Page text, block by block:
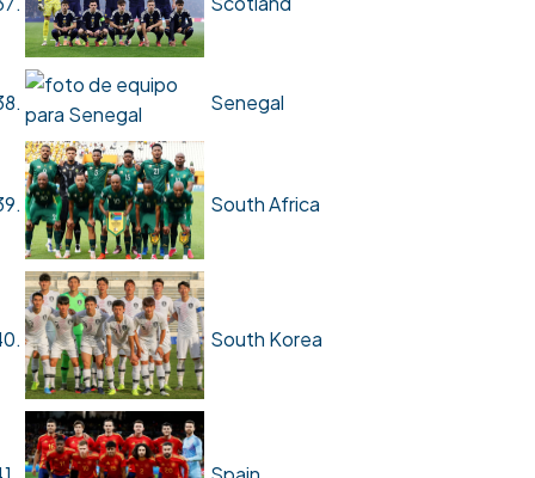
Senegal
South Africa
South Korea